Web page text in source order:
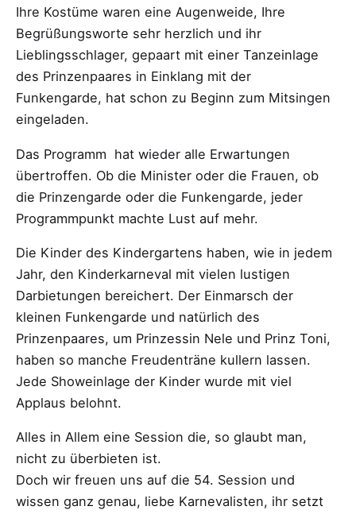
Ihre Kostüme waren eine Augenweide, Ihre
Begrüßungsworte sehr herzlich und ihr
Lieblingsschlager, gepaart mit einer Tanzeinlage
des Prinzenpaares in Einklang mit der
Funkengarde, hat schon zu Beginn zum Mitsingen
eingeladen.
Das Programm hat wieder alle Erwartungen
übertroffen. Ob die Minister oder die Frauen, ob
die Prinzengarde oder die Funkengarde, jeder
Programmpunkt machte Lust auf mehr.
Die Kinder des Kindergartens haben, wie in jedem
Jahr, den Kinderkarneval mit vielen lustigen
Darbietungen bereichert. Der Einmarsch der
kleinen Funkengarde und natürlich des
Prinzenpaares, um Prinzessin Nele und Prinz Toni,
haben so manche Freudenträne kullern lassen.
Jede Showeinlage der Kinder wurde mit viel
Applaus belohnt.
Alles in Allem eine Session die, so glaubt man,
nicht zu überbieten ist.
Doch wir freuen uns auf die 54. Session und
wissen ganz genau, liebe Karnevalisten, ihr setzt